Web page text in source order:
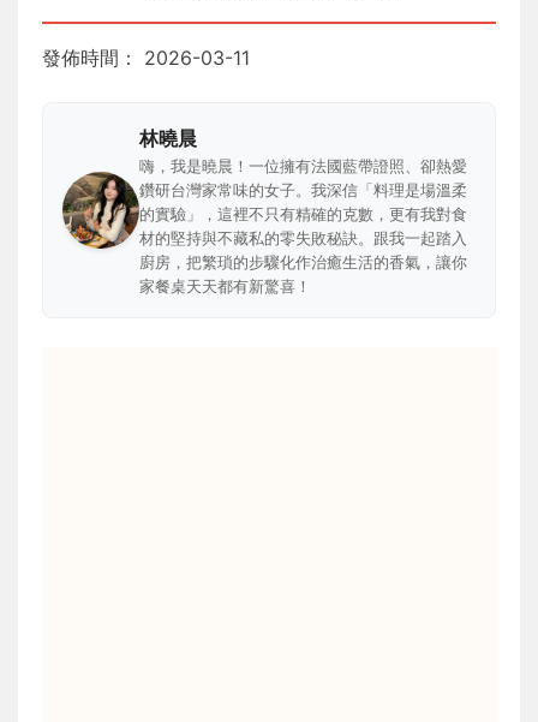
發佈時間： 2026-03-11
林曉晨
嗨，我是曉晨！一位擁有法國藍帶證照、卻熱愛
鑽研台灣家常味的女子。我深信「料理是場溫柔
的實驗」，這裡不只有精確的克數，更有我對食
材的堅持與不藏私的零失敗秘訣。跟我一起踏入
廚房，把繁瑣的步驟化作治癒生活的香氣，讓你
家餐桌天天都有新驚喜！